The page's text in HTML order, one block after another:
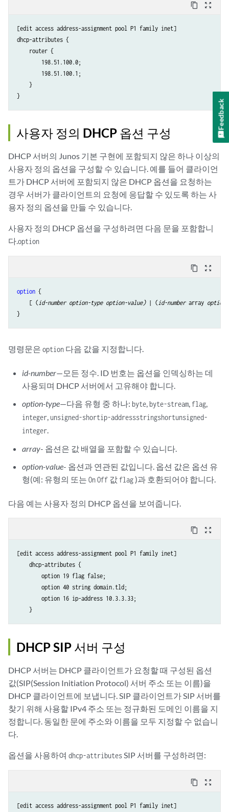
content_copy zoom_out_map
[edit access address-assignment pool P1 family inet]
dhcp-attributes {
    router {
        198.51.100.0;
        198.51.100.1;
    }
사용자 정의 DHCP 옵션 구성
DHCP 서버의 Junos 기본 구현에 포함되지 않은 하나 이상의
사용자 정의 옵션을 구성할 수 있습니다. 예를 들어 클라이언
트가 DHCP 서버에 포함되지 않은 DHCP 옵션을 요청하는
경우 서버가 클라이언트의 요청에 응답할 수 있도록 하는 사
용자 정의 옵션을 만들 수 있습니다.
사용자 정의 DHCP 옵션을 구성하려면 다음 문을 포함합니
다.option
content_copy zoom_out_map
option {
    [ (
id-number option-type option-value) | (id-number array
명령문은 option 다음 값을 지정합니다.
id-number—모든 정수. ID 번호는 옵션을 인덱싱하는 데
사용되며 DHCP 서버에서 고유해야 합니다.
option-type—다음 유형 중 하나:byte,byte-stream, flag,
integer, unsigned-shortip-addressstringshortunsigned-
integer.
array- 옵션은 값 배열을 포함할 수 있습니다.
option-value- 옵션과 연관된 값입니다. 옵션 값은 옵션 유
형(예: 유형의 또는On Off 값 flag)과 호환되어야 합니다.
다음 예는 사용자 정의 DHCP 옵션을 보여줍니다.
content_copy zoom_out_map
[edit access address-assignment pool P1 family inet]
    dhcp-attributes {
        option 19 flag false;
        option 40 string domain.tld;
        option 16 ip-address 10.3.3.33;
DHCP SIP 서버 구성
DHCP 서버는 DHCP 클라이언트가 요청할 때 구성된 옵션
값(SIP(Session Initiation Protocol) 서버 주소 또는 이름)을
DHCP 클라이언트에 보냅니다. SIP 클라이언트가 SIP 서버를
찾기 위해 사용할 IPv4 주소 또는 정규화된 도메인 이름을 지
정합니다. 동일한 문에 주소와 이름을 모두 지정할 수 없습니
다.
옵션을 사용하여 dhcp-attributes SIP 서버를 구성하려면:
content_copy zoom_out_map
[edit access address-assignment pool P1 family inet]
Feedback